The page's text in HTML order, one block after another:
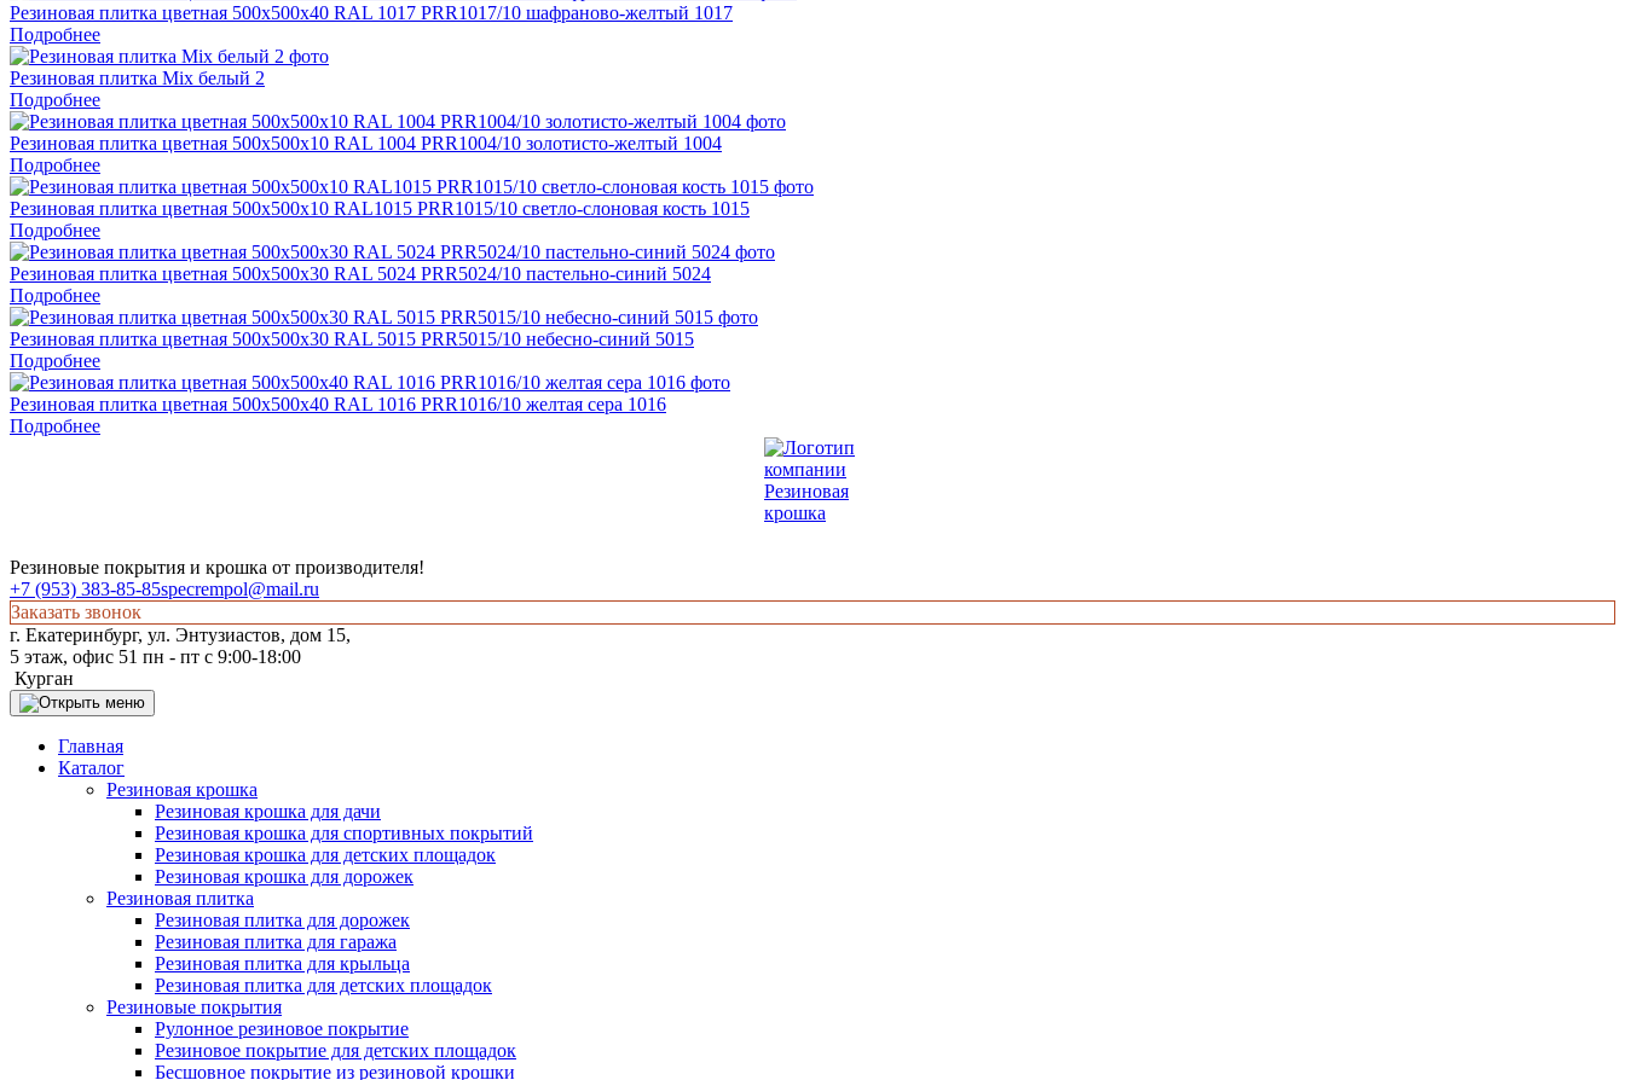
Резиновая плитка цветная 500х500х40 RAL 1017 PRR1017/10 шафраново-желтый 1017
Подробнее
Резиновая плитка Mix белый 2
Подробнее
Резиновая плитка цветная 500х500х10 RAL 1004 PRR1004/10 золотисто-желтый 1004
Подробнее
Резиновая плитка цветная 500х500х10 RAL1015 PRR1015/10 светло-слоновая кость 1015
Подробнее
Резиновая плитка цветная 500х500х30 RAL 5024 PRR5024/10 пастельно-синий 5024
Подробнее
Резиновая плитка цветная 500х500х30 RAL 5015 PRR5015/10 небесно-синий 5015
Подробнее
Резиновая плитка цветная 500х500х40 RAL 1016 PRR1016/10 желтая сера 1016
Подробнее
Резиновые покрытия и крошка от производителя!
+7 (953) 383-85-85specrempol@mail.ru
Заказать звонок
г. Екатеринбург, ул. Энтузиастов, дом 15,
5 этаж, офис 51 пн - пт с 9:00-18:00
Курган
Главная
Каталог
Резиновая крошка
Резиновая крошка для дачи
Резиновая крошка для спортивных покрытий
Резиновая крошка для детских площадок
Резиновая крошка для дорожек
Резиновая плитка
Резиновая плитка для дорожек
Резиновая плитка для гаража
Резиновая плитка для крыльца
Резиновая плитка для детских площадок
Резиновые покрытия
Рулонное резиновое покрытие
Резиновое покрытие для детских площадок
Бесшовное покрытие из резиновой крошки